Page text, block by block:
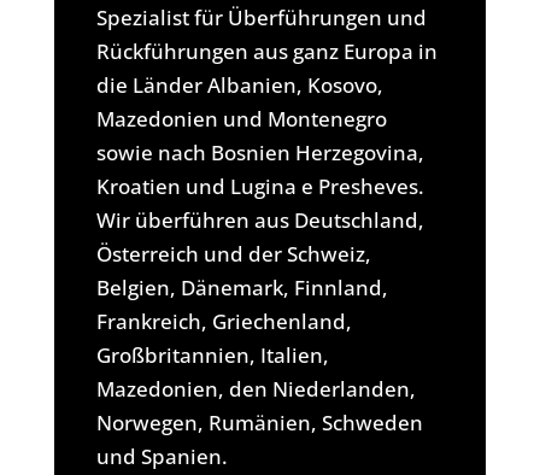
Spezialist für Überführungen und
Rückführungen aus ganz Europa in
die Länder Albanien, Kosovo,
Mazedonien und Montenegro
sowie nach Bosnien Herzegovina,
Kroatien und Lugina e Presheves.
Wir überführen aus Deutschland,
Österreich und der Schweiz,
Belgien, Dänemark, Finnland,
Frankreich, Griechenland,
Großbritannien, Italien,
Mazedonien, den Niederlanden,
Norwegen, Rumänien, Schweden
und Spanien.